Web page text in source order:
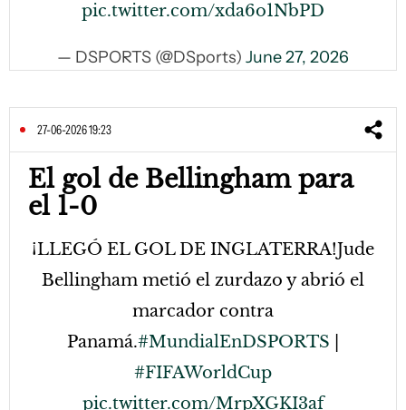
pic.twitter.com/xda6o1NbPD
— DSPORTS (@DSports) June 27, 2026
27-06-2026 19:23
El gol de Bellingham para
el 1-0
¡LLEGÓ EL GOL DE INGLATERRA!Jude
Bellingham metió el zurdazo y abrió el
marcador contra
Panamá.#MundialEnDSPORTS
#FIFAWorldCup
pic.twitter.com/MrpXGKI3af